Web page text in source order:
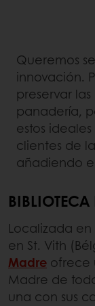
Queremos
innovación.
preservar
panadería,
estos
clientes de
añadiendo
Localizada
en St. Vith
Madre ofrece
Madre de
una con sus